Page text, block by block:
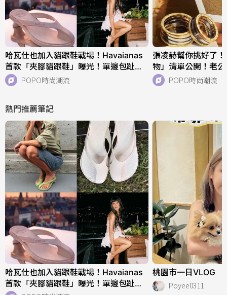
哈瓦仕也加入貓跟鞋戰場！Havaianas
首款「夾腳貓跟鞋」曝光！單邊包趾超
好看、一亮相就爆紅！
POPO時尚潮流
張凌赫幫你挑好了
物」清單公開！老
核桃們必收！
POPO時尚潮流
熱門推薦筆記
哈瓦仕也加入貓跟鞋戰場！Havaianas
首款「夾腳貓跟鞋」曝光！單邊包趾超
桃園市一日VLOG
Poyee0311